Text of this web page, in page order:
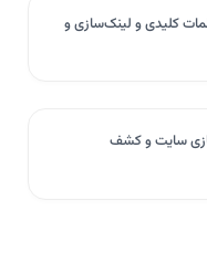
کلیدی و لینک‌سازی و
سایت و کشف